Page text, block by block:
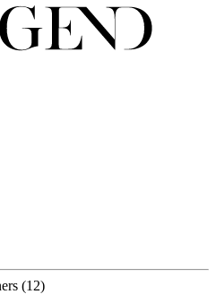
(12)